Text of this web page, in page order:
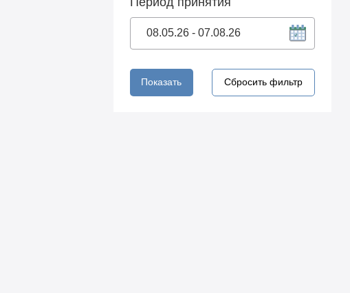
Показать Сбросить фильтр